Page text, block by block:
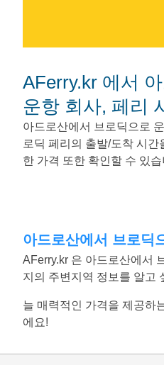
AFerry.kr 에서 아드로산에서 브로딕으로 가는 페리를 예매하세요. - 페리
운항 회사, 페리
아드로산에서 브로딕으로
로딕 페리의 출발/도착 시
한 가격 또한 확인할 수 있
아드로산에서 브로
AFerry.kr 은 아드로산에서
지의 주변지역 정보를 알고
늘 매력적인 가격을 제공하
에요!